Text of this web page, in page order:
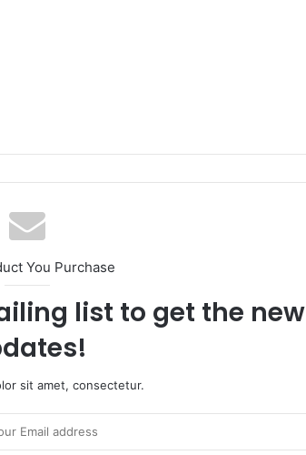
You Purchase
list to get the new
sit amet, consectetur.